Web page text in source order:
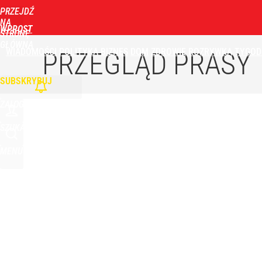
PRZEJDŹ
NA
STRONĘ
WPROST
WIADOMOŚCI POLITYKA BIZNES DOM ZDROWIE ROZRYWKA
SUBSKRYBUJ
Turystka na plaży w Ustce zaalarmowała służby.
dodaj
PRZEGLĄD PRASY